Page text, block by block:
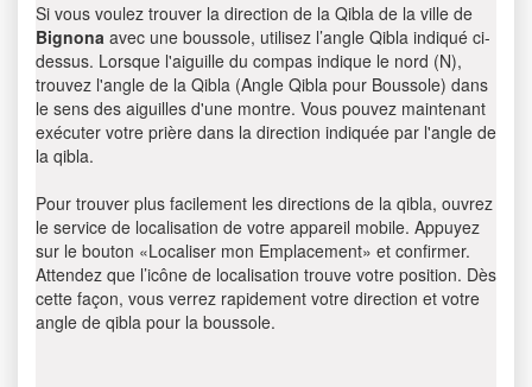
Si vous voulez trouver la direction de la Qibla de la ville de
Bignona avec une boussole, utilisez l’angle Qibla indiqué ci-
dessus. Lorsque l'aiguille du compas indique le nord (N),
trouvez l'angle de la Qibla (Angle Qibla pour Boussole) dans
le sens des aiguilles d'une montre. Vous pouvez maintenant
exécuter votre prière dans la direction indiquée par l'angle de
la qibla.
Pour trouver plus facilement les directions de la qibla, ouvrez
le service de localisation de votre appareil mobile. Appuyez
sur le bouton «Localiser mon Emplacement» et confirmer.
Attendez que l’icône de localisation trouve votre position. Dès
cette façon, vous verrez rapidement votre direction et votre
angle de qibla pour la boussole.